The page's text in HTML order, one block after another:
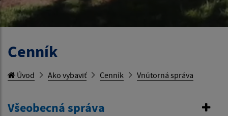
Cenník
Úvod Ako vybaviť Cenník Vnútorná správa
Všeobecná správa